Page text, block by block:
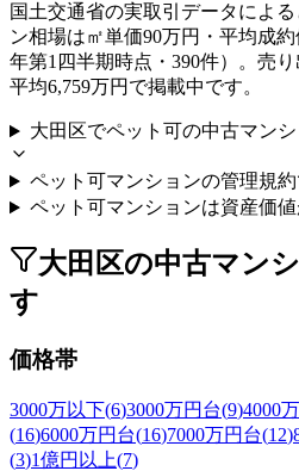
国土交通省の実取引データによ
ン相場は㎡単価90万円・平均成
年第1四半期時点・390件）。売
平均6,759万円で掲載中です。
大田区でペット可の中古マン
ペット可マンションの管理規
ペット可マンションは資産価
大田区の中古マン
す
価格帯
3000万以下(6)3000万円台(9)4000
(16)6000万円台(16)7000万円台(12)
(3)1億円以上(7)